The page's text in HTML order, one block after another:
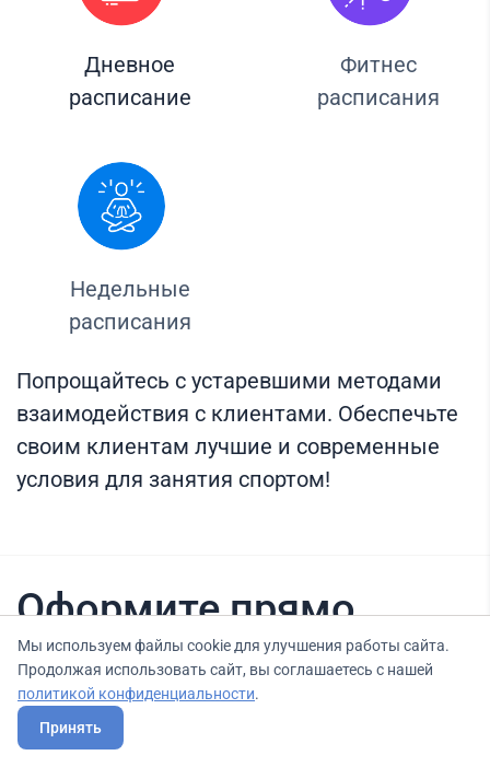
Дневное
расписание
Фитнес
расписания
Недельные
расписания
Попрощайтесь с устаревшими методами
взаимодействия с клиентами. Обеспечьте
своим клиентам лучшие и современные
условия для занятия спортом!
Оформите прямо
сейчас
Нашли вариант выгоднее? Сообщите нам
Мы используем файлы cookie для улучшения работы сайта.
Продолжая использовать сайт, вы соглашаетесь с нашей
политикой конфиденциальности.
Принять